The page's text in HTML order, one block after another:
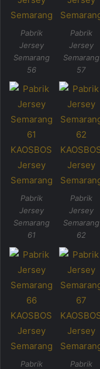
Pabrik
Jersey
Semarang
56
Pabrik
Jersey
Semarang
57
Pabrik
Jersey
Semarang
61
Pabrik
Jersey
Semarang
62
Pabrik
Pabrik